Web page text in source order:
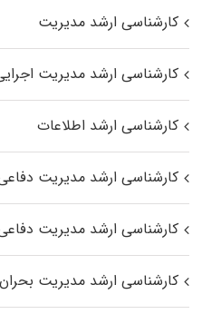
کارشناسی ارشد مدیریت
کارشناسی ارشد مدیریت
کارشناسی ارشد اطلاعات
کارشناسی ارشد مدیریت دفاعی
کارشناسی ارشد مدیریت دفاعی
کارشناسی ارشد مدیریت بحران